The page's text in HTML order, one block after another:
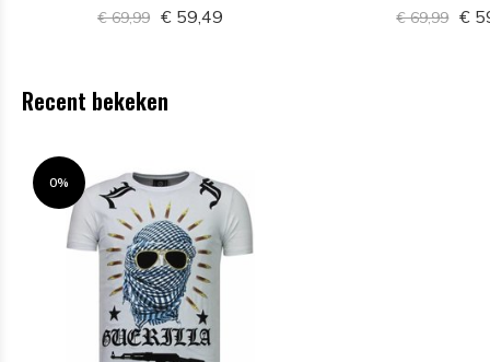
€ 69,99 € 59,49 € 69,99 €
Recent bekeken
0%